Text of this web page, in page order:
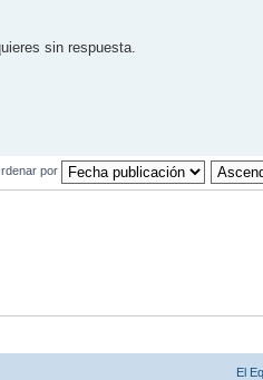
sin respuesta.
por
El